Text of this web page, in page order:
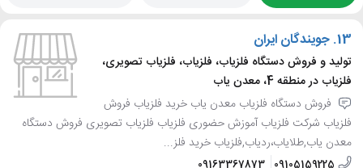
13. جویندگان ایران
تولید و فروش دستگاه فلزیاب، فلزیاب، فلزیاب تصویری،
فلزیاب در منطقه 4، معدن یاب
فروش دستگاه فلزیاب معدن یاب خرید فلزیاب فروش
فلزیاب شرکت فلزیاب آموزش حضوری فلزیاب فلزیاب تصویری فروش دستگاه
معدن یاب,طلایاب،ردیاب,فلزیاب خرید فلز...
09105159225
09163367873